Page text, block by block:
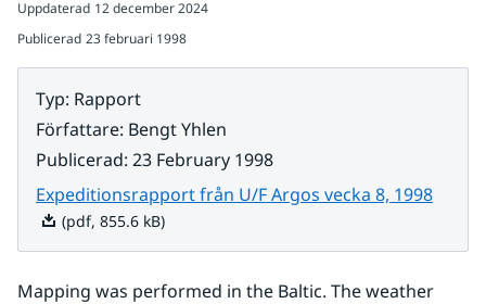
Uppdaterad 12 december 2024
Publicerad 23 februari 1998
Typ: Rapport
Författare: Bengt Yhlen
Publicerad: 23 February 1998
Expeditionsrapport från U/F Argos vecka 8, 1998Pdf,
(pdf, 855.6 kB)
Mapping was performed in the Baltic. The weather